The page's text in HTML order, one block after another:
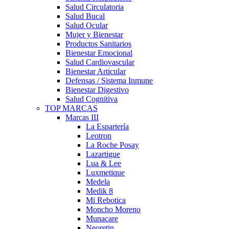
Salud Circulatoria
Salud Bucal
Salud Ocular
Mujer y Bienestar
Productos Sanitarios
Bienestar Emocional
Salud Cardiovascular
Bienestar Articular
Defensas / Sistema Inmune
Bienestar Digestivo
Salud Cognitiva
TOP MARCAS
Marcas III
La Espartería
Leotron
La Roche Posay
Lazartigue
Lua & Lee
Luxmetique
Medela
Medik 8
Mi Rebotica
Moncho Moreno
Munacare